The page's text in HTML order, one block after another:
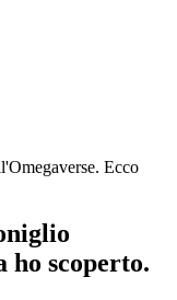
Ecco
ho scoperto.